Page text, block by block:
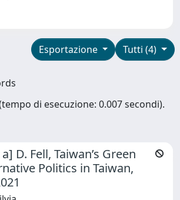
Tutti (4)
Esportazione
di esecuzione: 0.007 secondi).
D. Fell, Taiwan’s Green
Politics in Taiwan,